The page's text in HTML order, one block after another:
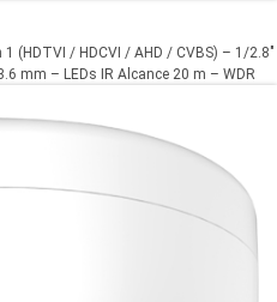
(HDTVI / HDCVI / AHD / CVBS) – 1/2.8"
mm – LEDs IR Alcance 20 m – WDR